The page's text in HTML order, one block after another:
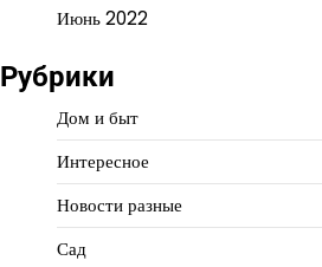
Июнь 2022
Рубрики
Дом и быт
Интересное
Новости разные
Сад